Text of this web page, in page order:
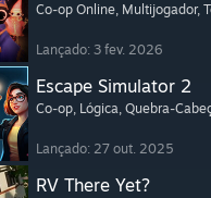
Co-op Online, Multijogador,
Lançado: 3 fev. 2026
Escape Simulator 2
Co-op, Lógica, Quebra-
Lançado: 27 out. 2025
RV There Yet?